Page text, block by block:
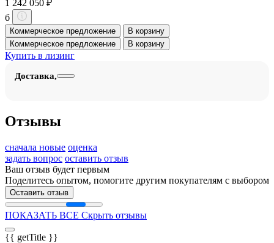
1 242 050 ₽
б
Коммерческое предложение
В корзину
Коммерческое предложение
В корзину
Купить в лизинг
Доставка,
Отзывы
сначала новые оценка
задать вопрос оставить отзыв
Ваш отзыв будет первым
Поделитесь опытом, помогите другим покупателям с выбором
Оставить отзыв
ПОКАЗАТЬ ВСЕ Скрыть отзывы
{{ getTitle }}